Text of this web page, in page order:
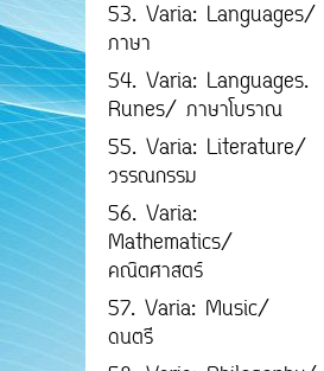
53. Varia: Languages/
ภาษา
54. Varia: Languages.
Runes/ ภาษาโบราณ
55. Varia: Literature/
วรรณกรรม
56. Varia:
Mathematics/
คณิตศาสตร์
57. Varia: Music/
ดนตรี